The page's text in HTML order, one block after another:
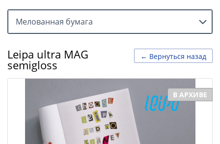
Мелованная бумага
← Вернуться назад
Leipa ultra MAG
semigloss
В АРХИВЕ